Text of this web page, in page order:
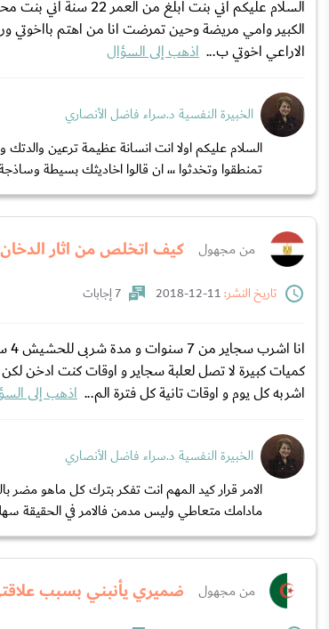
السلام عليكم اني
الكبير وامي مريضة وحين تمرضت انا من اهتم بااخوتي
الاراعي اخوتي ب... اذهب إلى السؤال
الخبيرة النفسية د.سراء فاضل الأنصاري
السلام عليكم اولا انت انسانة عظيمة ترعين
تمنطقوا وتخدثوا ،،، ان قالوا اخاديثك بسيطة
من مجهول كيف اتخلص من اثار
تاريخ النشر:
7 إجابات
كميات كبيرة لا تصل لعلبة سجاير و اوقات كنت ادخن
اشربه كل يوم و اوقات تانية كل فترة الم... اذهب إلى
الخبيرة النفسية د.سراء فاضل الأنصاري
الامر قرار كيد المهم انت تفكر بترك كل ماهو مضر
مادامك متعاطي وليس مدمن فالامر في الحقيقة
من مجهول ضميري يأنبني بسبب